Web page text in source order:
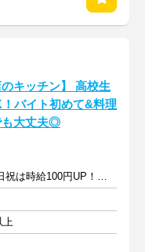
のキッチン】 ⾼校⽣
バイト初めて&料理
も⼤丈夫◎
時給1150円～ ★土日祝は時給100円UP！ ★高校生も同時給！
上